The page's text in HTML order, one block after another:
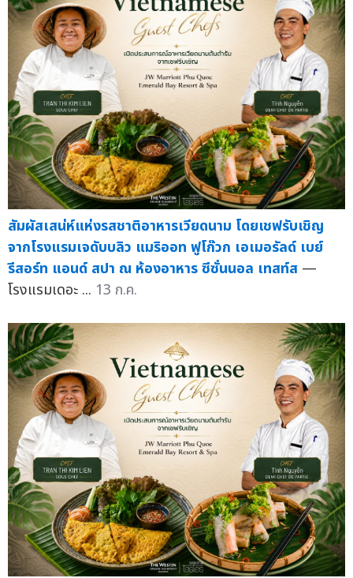
สัมผัสเสน่ห์แห่งรสชาติอาหารเวียดนาม โดยเชฟรับเชิญ
จากโรงแรมเจดับบลิว แมริออท ฟูโก๊วก เอเมอรัลด์ เบย์
รีสอร์ท แอนด์ สปา ณ ห้องอาหาร ซีซั่นนอล เทสท์ส —
โรงแรมเดอะ ... 13 ก.ค.